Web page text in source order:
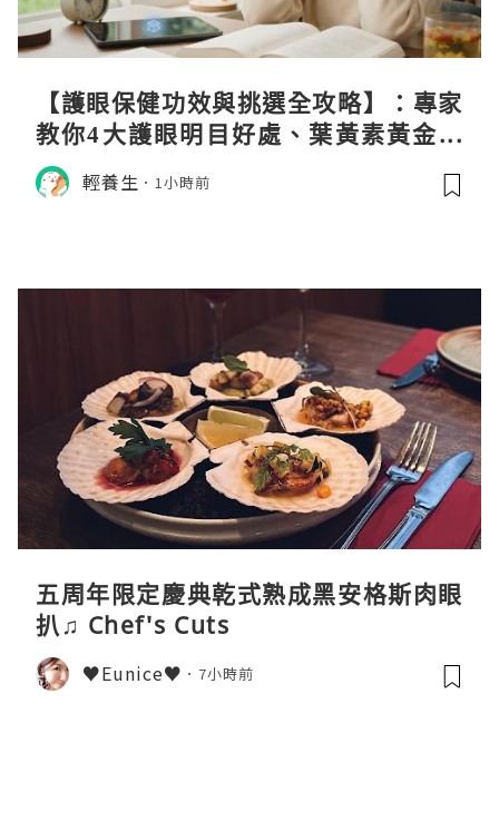
【護眼保健功效與挑選全攻略】：專家
教你4大護眼明目好處、葉黃素黃金比
例與挑選秘訣
輕養生 1小時前
五周年限定慶典乾式熟成黑安格斯肉眼
扒♫ Chef's Cuts
♥Eunice♥ 7小時前